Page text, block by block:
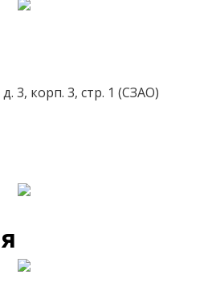
3, корп. 3, стр. 1 (СЗАО)